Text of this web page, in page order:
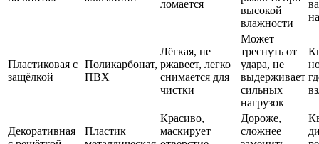
ломается
высокой
влажности
Пластиковая с
защёлкой
Поликарбонат,
ПВХ
Лёгкая, не
ржавеет, легко
снимается для
чистки
Может
треснуть от
удара, не
выдерживает
сильных
нагрузок
Декоративная
Пластик +
Красиво,
маскирует
Дороже,
сложнее